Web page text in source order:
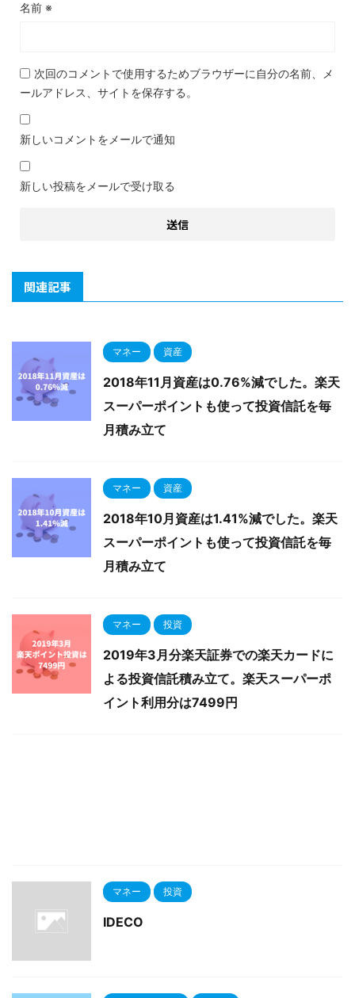
名前 ※
次回のコメントで使用するためブラウザーに自分の名前、メ
ールアドレス、サイトを保存する。
新しいコメントをメールで通知
新しい投稿をメールで受け取る
関連記事
マネー 資産
2018年11月資産は0.76%減でした。楽天
スーパーポイントも使って投資信託を毎
月積み立て
マネー 資産
2018年10月資産は1.41%減でした。楽天
スーパーポイントも使って投資信託を毎
月積み立て
マネー 投資
2019年3月分楽天証券での楽天カードに
よる投資信託積み立て。楽天スーパーポ
イント利用分は7499円
マネー 投資
IDECO